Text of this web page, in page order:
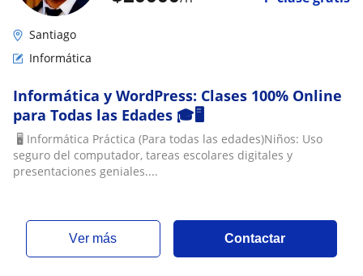
Santiago
Informática
​Informática y WordPress: Clases 100% Online
para Todas las Edades 🎓🖥️
​ ​🖥️ Informática Práctica (Para todas las edades)​Niños: Uso
seguro del computador, tareas escolares digitales y
presentaciones geniales....
ver más Contactar